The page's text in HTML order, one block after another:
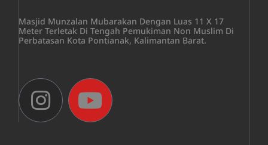
Masjid Munzalan Mubarakan Dengan Luas 11 X 17
Meter Terletak Di Tengah Pemukiman Non Muslim Di
Perbatasan Kota Pontianak, Kalimantan Barat.